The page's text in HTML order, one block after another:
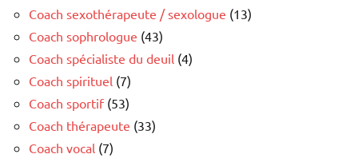
Coach sexothérapeute / sexologue (13)
Coach sophrologue (43)
Coach spécialiste du deuil (4)
Coach spirituel (7)
Coach sportif(53)
Coach thérapeute (33)
Coach vocal (7)